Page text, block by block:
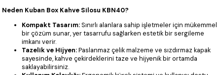
Neden Kuban Box Kahve Silosu KBN40?
Kompakt Tasarım:Sınırlı alanlara sahip işletmeler için mükemmel
bir çözüm sunar, yer tasarrufu sağlarken estetik bir sergileme
imkanı verir.
Tazelik ve Hijyen:Paslanmaz çelik malzeme ve sızdırmaz kapak
sayesinde, kahve çekirdeklerini taze ve hijyenik bir ortamda
saklayabilirsiniz.